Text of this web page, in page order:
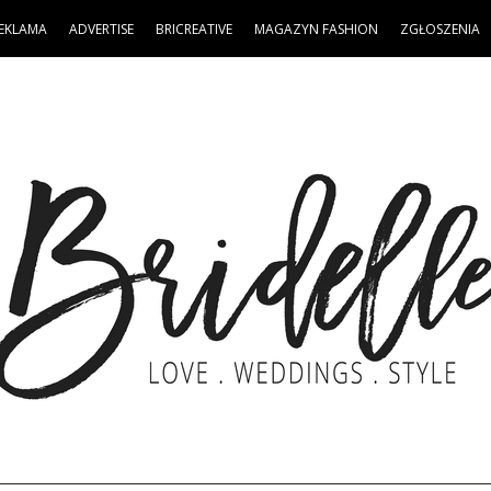
ADVERTISE BRICREATIVE MAGAZYN FASHION ZGŁOSZENIA